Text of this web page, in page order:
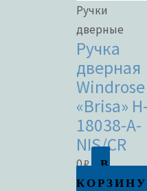
Ручки
дверные
Ручка
дверная
Windrose
«Brisa» H-
18038-A-
NIS/CR
0₽
В
КОРЗИНУ